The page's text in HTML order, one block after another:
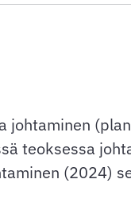
johtaminen
teoksessa
(2024)